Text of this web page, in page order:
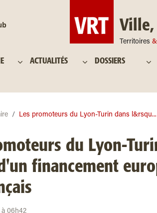
Ville,
Territoires
ACTUALITÉS DOSSIERS
Les promoteurs du Lyon-Turin dans l&rsqu...
du Lyon-
financement
06h42